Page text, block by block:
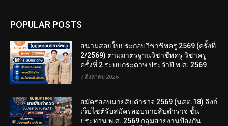
POPULAR POSTS
สนามสอบใบประกอบวิชาชีพครู 2569 (ครั้งที่
2/2569) ตามมาตรฐานวิชาชีพครู วิชาครู
ครั้งที่ 2 ระบบกระดาษ ประจำปี พ.ศ. 2569
7 สิงหาคม 2026
สมัครสอบนายสิบตำรวจ 2569 (นสต.18) ลิงก์
เว็บไซต์รับสมัครสอบนายสิบตำรวจ ชั้น
ประทวน พ.ศ. 2569 กลุ่มสายงานป้องกัน